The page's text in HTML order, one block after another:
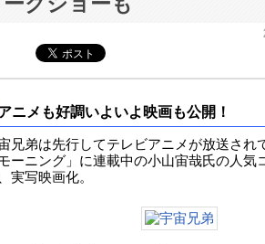
ニメも好調いよいよ映画も公開！
兄弟は先行してテレビアニメが放送され
モーニング」に連載中の小山宙哉氏の人気
実写映画化。